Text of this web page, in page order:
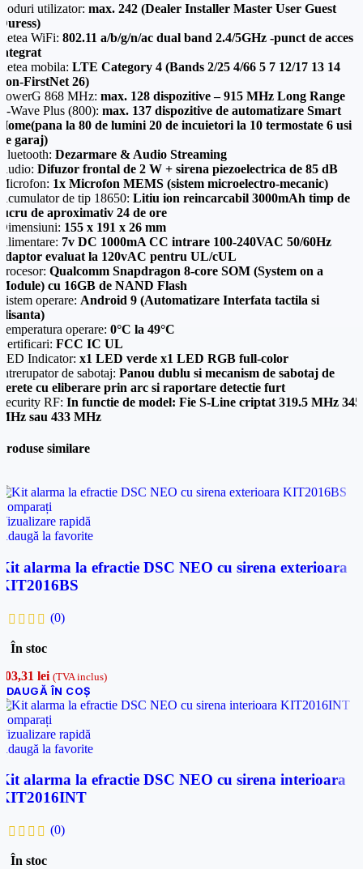
utilizator: max. 242 (Dealer Installer Master User Guest
WiFi: 802.11 a/b/g/n/ac dual band 2.4/5GHz -punct de acces
mobila: LTE Category 4 (Bands 2/25 4/66 5 7 12/17 13 14
FirstNet 26)
868 MHz: max. 128 dispozitive – 915 MHz Long Range
Wave Plus (800): max. 137 dispozitive de automatizare Smart
la 80 de lumini 20 de incuietori la 10 termostate 6 usi
garaj)
Dezarmare & Audio Streaming
Difuzor frontal de 2 W + sirena piezoelectrica de 85 dB
1x Microfon MEMS (sistem microelectro-mecanic)
de tip 18650: Litiu ion reincarcabil 3000mAh timp de
de aproximativ 24 de ore
155 x 191 x 26 mm
7v DC 1000mA CC intrare 100-240VAC 50/60Hz
evaluat la 120vAC pentru UL/cUL
Qualcomm Snapdragon 8-core SOM (System on a
cu 16GB de NAND Flash
operare: Android 9 (Automatizare Interfata tactila si
operare: 0°C la 49°C
FCC IC UL
Indicator: x1 LED verde x1 LED RGB full-color
de sabotaj: Panou dublu si mecanism de sabotaj de
cu eliberare prin arc si raportare detectie furt
RF: In functie de model: Fie S-Line criptat 319.5 MHz 345
sau 433 MHz
similare
rapidă
la favorite
alarma la efractie DSC NEO cu sirena exterioara
(0)
În stoc
lei (TVA inclus)
ÎN COȘ
rapidă
la favorite
alarma la efractie DSC NEO cu sirena interioara
(0)
În stoc